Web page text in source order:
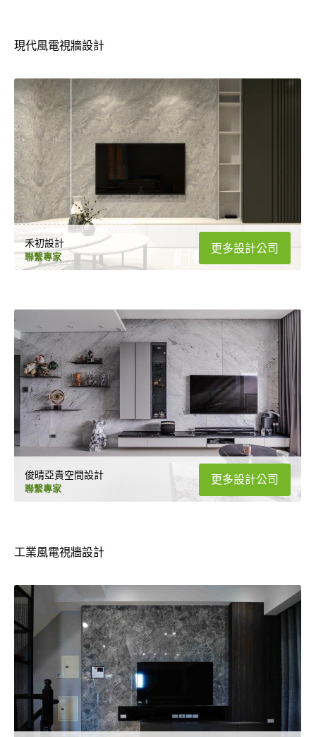
現代風電視牆設計
禾初設計
聯繫專家
更多設計公司
俊晴亞貴空間設計
聯繫專家
更多設計公司
工業風電視牆設計